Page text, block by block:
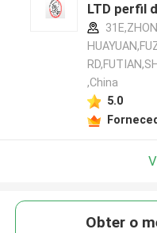
LTD perfil
,China
5.0
Obter o